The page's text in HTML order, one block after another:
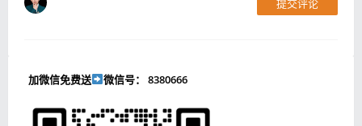
提交评论
加微信免费送 微信号： 8380666